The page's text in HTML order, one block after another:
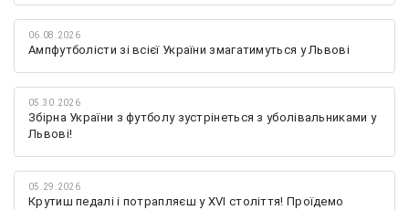
06.08.2026
Ампфутболісти зі всієї України змагатимуться у Львові
05.30.2026
Збірна України з футболу зустрінеться з уболівальниками у
Львові!
05.29.2026
Крутиш педалі і потрапляєш у XVI століття! Проїдемо